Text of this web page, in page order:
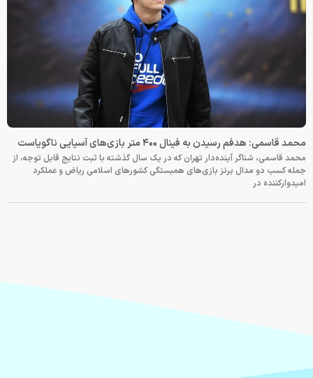
محمد قاسمی: هدفم رسیدن به فینال ۴۰۰ متر بازی‌های آسیایی ناگویاست
محمد قاسمی، شناگر آینده‌دار تهران که در یک سال گذشته با ثبت نتایج قابل توجه، از
جمله کسب دو مدال برنز بازی‌های همبستگی کشورهای اسلامی ریاض و عملکرد
امیدوارکننده در